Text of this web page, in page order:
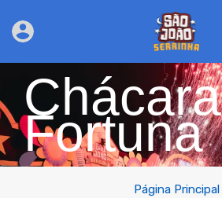
Chácara
Fortuna
Página Principal